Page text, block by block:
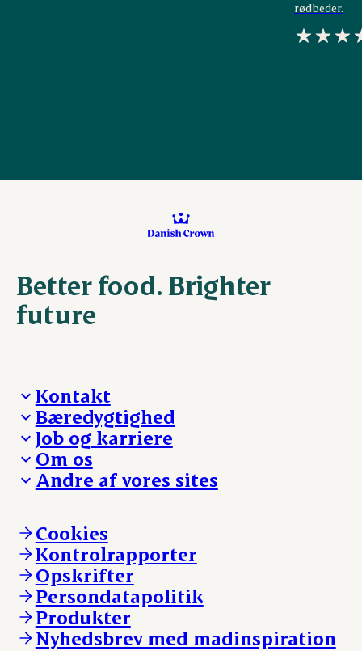
rødbeder.
Better food. Brighter
future
Kontakt
Besøg Danish Crown
Presse og nyheder
Reklamationer
Whistleblower
Øvrige henvendelser
Bæredygtighed
Fra jord til bord
Hverdagen
Ansvarlighed og nøgletal
Job og karriere
Arbejd med os
Ledige stillinger
Om os
Hvem er vi
Vores resultater
Vores lokationer
Kontakt
Andre af vores sites
Andelsejere - kreatur
Danishcrownprofessional.com
DAT-Schaub.com
ESS-FOOD.com
Fonden Dansk Gastronomi
KLS.se
nordicspoor.com
Scanhide.dk
Cookies
Kontrolrapporter
Opskrifter
Persondatapolitik
Produkter
Nyhedsbrev med madinspiration